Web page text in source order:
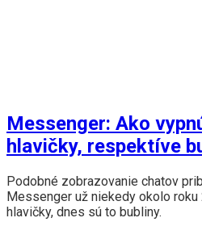
Messenger: Ako
hlavičky, respektíve
Podobné zobrazovanie chatov
Messenger už niekedy okolo
hlavičky, dnes sú to bubliny.